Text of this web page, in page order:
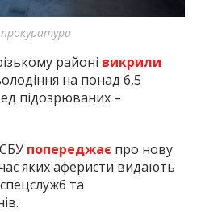
районі викрили
на понад 6,5
підозрюваних –
попереджає про нову
яких аферисти видають
та